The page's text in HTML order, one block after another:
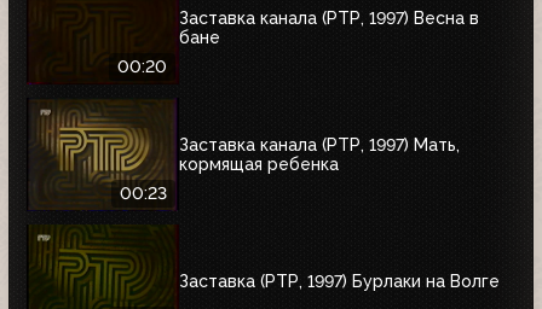
00:20
Заставка канала (РТР, 1997) Весна в
бане
00:23
Заставка канала (РТР, 1997) Мать,
кормящая ребенка
Заставка (РТР, 1997) Бурлаки на Волге